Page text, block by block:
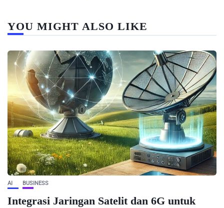
YOU MIGHT ALSO LIKE
AI BUSINESS
Integrasi Jaringan Satelit dan 6G untuk